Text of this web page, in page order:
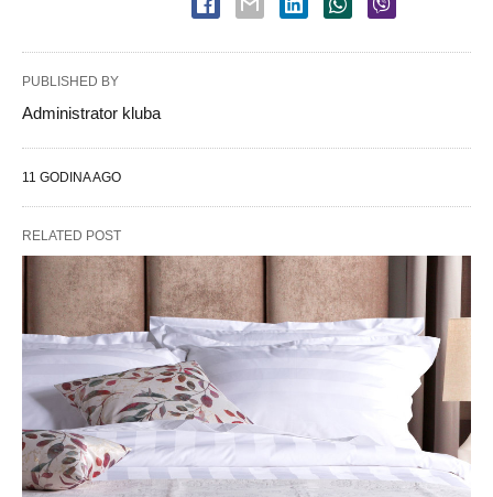
PUBLISHED BY
Administrator kluba
11 GODINA AGO
RELATED POST